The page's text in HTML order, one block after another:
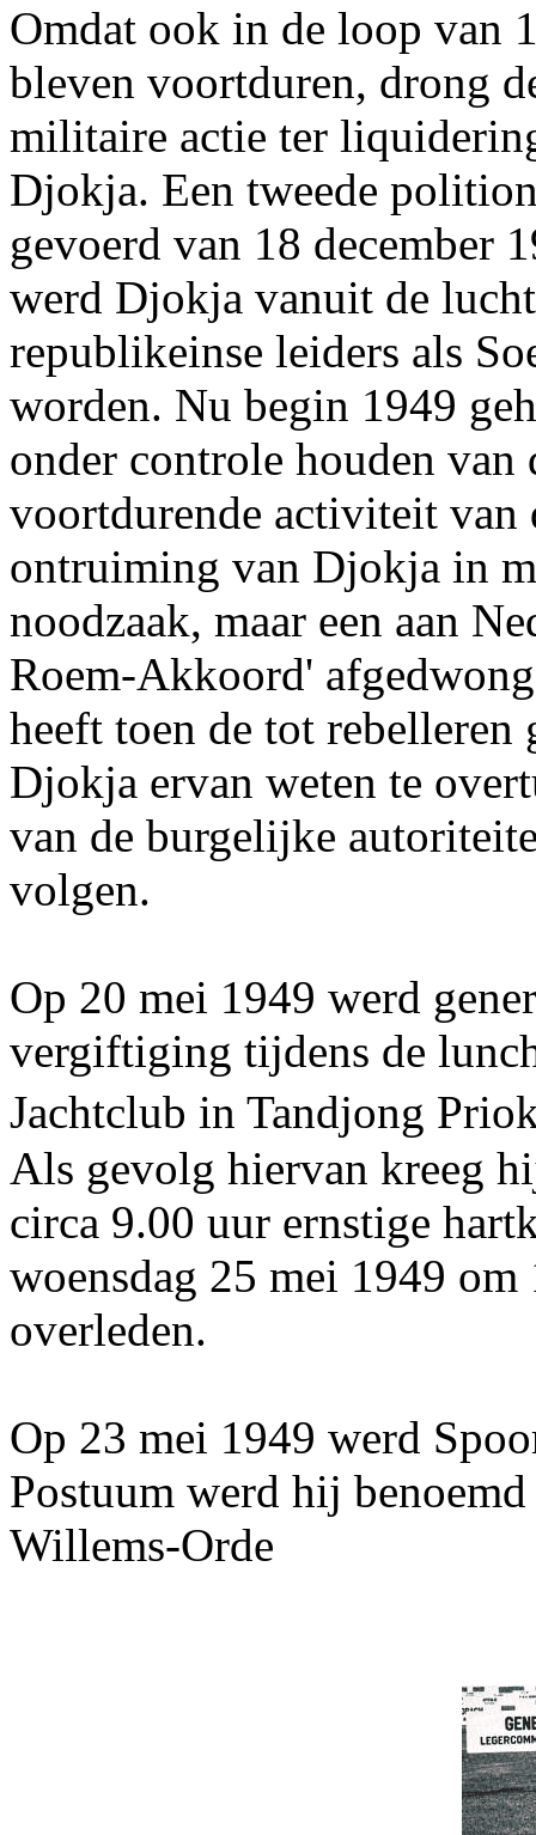
Omdat ook in de loop van
bleven voortduren, drong
militaire actie ter
Djokja. Een tweede
gevoerd van 18 december
werd Djokja vanuit de
republikeinse leiders als
worden. Nu begin 1949
onder controle houden van
voortdurende activiteit van
ontruiming van Djokja in
noodzaak, maar een aan
Roem-Akkoord'
heeft toen de tot
Djokja ervan weten te
van de burgelijke
volgen.
Op 20 mei 1949 werd
vergiftiging tijdens de
Jachtclub in Tandjong
Als gevolg hiervan kreeg
circa 9.00 uur ernstige
woensdag 25 mei 1949
overleden.
Op 23 mei 1949 werd
Postuum werd hij
Willems-Orde